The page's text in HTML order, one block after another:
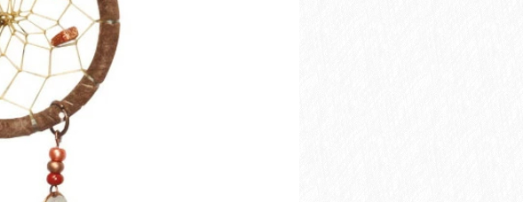
ン
デ
ィ
ア
ン
ハ
ン
ド